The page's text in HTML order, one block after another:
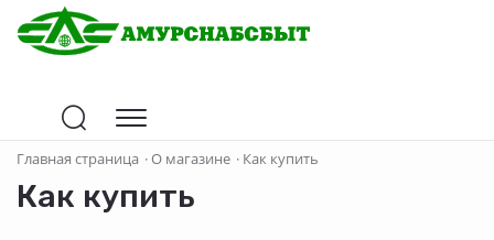
Главная страница ·О магазине · Как купить
Как купить